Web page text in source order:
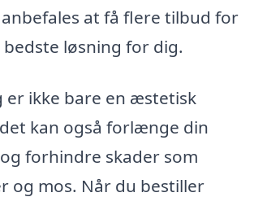
at få flere tilbud for
løsning for dig.
er ikke bare en æstetisk
kan også forlænge din
forhindre skader som
og mos. Når du bestiller